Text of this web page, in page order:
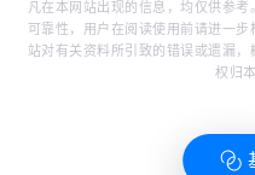
凡在本网站出现的信息，均仅供参
可靠性，用户在阅读使用前请进一
站对有关资料所引致的错误或遗漏
权归